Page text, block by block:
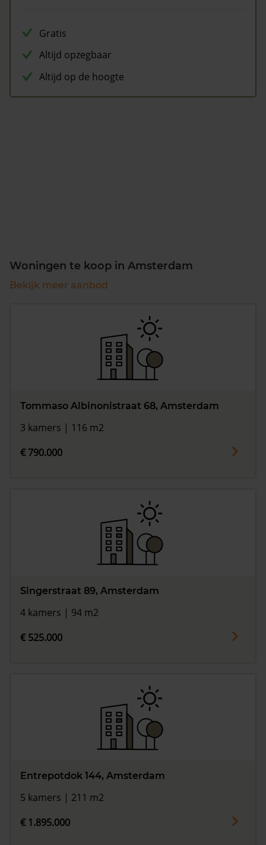
Gratis
Altijd opzegbaar
Altijd op de hoogte
Woningen te koop in Amsterdam
Bekijk meer aanbod
Tommaso Albinonistraat 68, Amsterdam
3 kamers | 116 m2
€ 790.000
Singerstraat 89, Amsterdam
4 kamers | 94 m2
€ 525.000
Entrepotdok 144, Amsterdam
5 kamers | 211 m2
€ 1.895.000